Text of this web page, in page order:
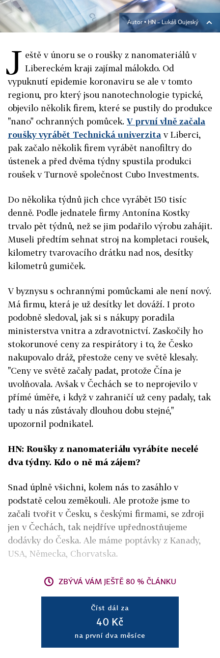
Autor ▪ HN – Lukáš Oujeský
J eště v únoru se o roušky z nanomateriálů v
Libereckém kraji zajímal málokdo. Od
vypuknutí epidemie koronaviru se ale v tomto
regionu, pro který jsou nanotechnologie typické,
objevilo několik firem, které se pustily do produkce
"nano" ochranných pomůcek. V první vlně začala
roušky vyrábět Technická univerzita v Liberci,
pak začalo několik firem vyrábět nanofiltry do
ústenek a před dvěma týdny spustila produkci
roušek v Turnově společnost Cubo Investments.
Do několika týdnů jich chce vyrábět 150 tisíc
denně. Podle jednatele firmy Antonína Kostky
trvalo pět týdnů, než se jim podařilo výrobu zahájit.
Museli předtím sehnat stroj na kompletaci roušek,
kilometry tvarovacího drátku nad nos, desítky
kilometrů gumiček.
V byznysu s ochrannými pomůckami ale není nový.
Má firmu, která je už desítky let dováží. I proto
podobně sledoval, jak si s nákupy poradila
ministerstva vnitra a zdravotnictví. Zaskočily ho
stokorunové ceny za respirátory i to, že Česko
nakupovalo dráž, přestože ceny ve světě klesaly.
"Ceny ve světě začaly padat, protože Čína je
uvolňovala. Avšak v Čechách se to neprojevilo v
přímé úměře, i když v zahraničí už ceny padaly, tak
tady u nás zůstávaly dlouhou dobu stejné,"
upozornil podnikatel.
HN: Roušky z nanomateriálu vyrábíte necelé
dva týdny. Kdo o ně má zájem?
Snad úplně všichni, kolem nás to zasáhlo v
podstatě celou zeměkouli. Ale protože jsme to
začali tvořit v Česku, s českými firmami, se zdroji
jen v Čechách, tak nejdříve upřednostňujeme
dodávky do Česka. Ale máme poptávky z Kanady,
USA, Německa, Chorvatska.
ZBÝVÁ VÁM JEŠTĚ 80 % ČLÁNKU
Číst dál za
40 Kč
na první dva měsíce